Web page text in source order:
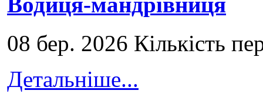
08 бер. 2026 Кількість
Детальніше...